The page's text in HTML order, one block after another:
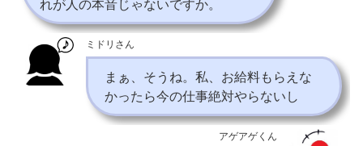
れが人の本音じゃないですか。
ミドリさん
まぁ、そうね。私、お給料もらえな
かったら今の仕事絶対やらないし
アゲアゲくん